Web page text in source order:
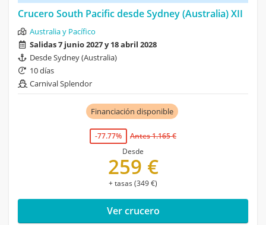
Crucero South Pacific desde Sydney (Australia) XII
Australia y Pacífico
Salidas 7 junio 2027 y 18 abril 2028
Desde Sydney (Australia)
10 días
Carnival Splendor
Financiación disponible
-77.77%
Antes 1.165 €
Desde
259 €
+ tasas (349 €)
Ver crucero